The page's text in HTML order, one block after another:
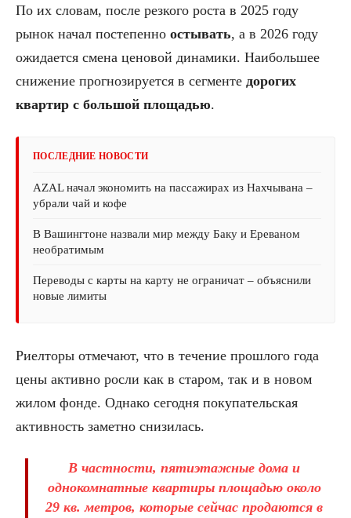
По их словам, после резкого роста в 2025 году
рынок начал постепенно остывать, а в 2026 году
ожидается смена ценовой динамики. Наибольшее
снижение прогнозируется в сегменте дорогих
квартир с большой площадью.
ПОСЛЕДНИЕ НОВОСТИ
AZAL начал экономить на пассажирах из Нахчывана –
убрали чай и кофе
В Вашингтоне назвали мир между Баку и Ереваном
необратимым
Переводы с карты на карту не ограничат – объяснили
новые лимиты
Риелторы отмечают, что в течение прошлого года
цены активно росли как в старом, так и в новом
жилом фонде. Однако сегодня покупательская
активность заметно снизилась.
В частности, пятиэтажные дома и
однокомнатные квартиры площадью около
29 кв. метров, которые сейчас продаются в